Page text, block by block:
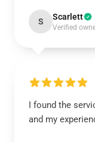
S Scarlett
Verified
I found the
and my